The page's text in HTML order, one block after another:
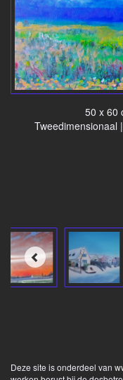
50 x 60
Tweedimensionaal
Deze site is onderdeel van